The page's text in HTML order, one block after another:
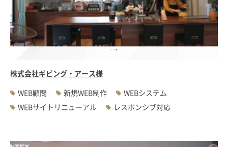
#SDGsサポート
#IT導入補助金
#JavaScript
#WEBサーバ移転
#AWS構築
#IoT関連
#Androidアプリ開発
#インソーシングコンサルティング
#採用・求人
#学校・教育・スクール
#病院・クリニック・医療
#集客サポート #広告運用
株式会社ギビング・アース様
WEB顧問
新規WEB制作
WEBシステム
WEBサイトリニューアル
レスポンシブ対応